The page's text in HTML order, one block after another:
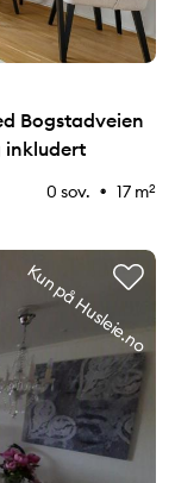
Bogstadveien
inkludert
0 sov. ⚉ 17 m2
Kun på Husleie.no